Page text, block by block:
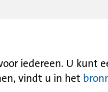
iedereen. U kunt
vindt u in het